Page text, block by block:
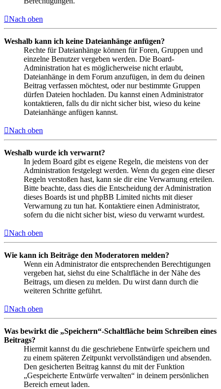
Nach oben
Weshalb kann ich keine Dateianhänge anfügen?
Rechte für Dateianhänge können für Foren, Gruppen und
einzelne Benutzer vergeben werden. Die Board-
Administration hat es möglicherweise nicht erlaubt,
Dateianhänge in dem Forum anzufügen, in dem du deinen
Beitrag verfassen möchtest, oder nur bestimmte Gruppen
dürfen Dateien hochladen. Du kannst einen Administrator
kontaktieren, falls du dir nicht sicher bist, wieso du keine
Dateianhänge anfügen kannst.
Nach oben
Weshalb wurde ich verwarnt?
In jedem Board gibt es eigene Regeln, die meistens von der
Administration festgelegt werden. Wenn du gegen eine dieser
Regeln verstoßen hast, kann sie dir eine Verwarnung erteilen.
Bitte beachte, dass dies die Entscheidung der Administration
dieses Boards ist und phpBB Limited nichts mit dieser
Verwarnung zu tun hat. Kontaktiere einen Administrator,
sofern du die nicht sicher bist, wieso du verwarnt wurdest.
Nach oben
Wie kann ich Beiträge den Moderatoren melden?
Wenn ein Administrator die entsprechenden Berechtigungen
vergeben hat, siehst du eine Schaltfläche in der Nähe des
Beitrags, um diesen zu melden. Du wirst dann durch die
weiteren Schritte geführt.
Nach oben
Was bewirkt die „Speichern“-Schaltfläche beim Schreiben eines
Beitrags?
Hiermit kannst du die geschriebene Entwürfe speichern und
zu einem späteren Zeitpunkt vervollständigen und absenden.
Den gesicherten Beitrag kannst du mit der Funktion
„Gespeicherte Entwürfe verwalten“ in deinem persönlichen
Bereich erneut laden.